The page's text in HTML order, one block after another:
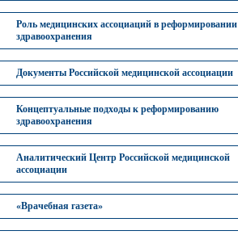
Роль медицинских ассоциаций в реформировании
здравоохранения
Документы Российской медицинской ассоциации
Концептуальные подходы к реформированию
здравоохранения
Аналитический Центр Российской медицинской
ассоциации
«Врачебная газета»